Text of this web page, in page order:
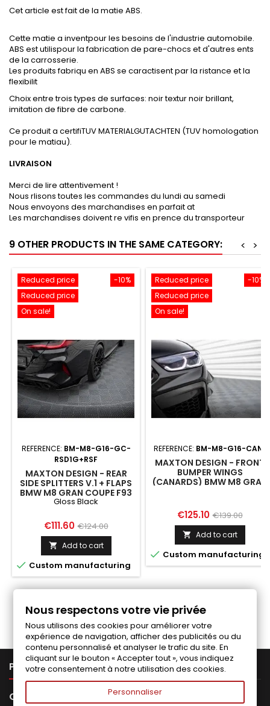
Cet article est fait de la matie ABS.
Cette matie a inventpour les besoins de l'industrie automobile.
ABS est utilispour la fabrication de pare-chocs et d'autres ents
de la carrosserie.
Les produits fabriqu en ABS se caractisent par la ristance et la
flexibilit
Choix entre trois types de surfaces: noir textur noir brillant,
imitation de fibre de carbone.
Ce produit a certifiTUV MATERIALGUTACHTEN (TUV homologation
pour le matiau).
LIVRAISON
Merci de lire attentivement !
Nous rlisons toutes les commandes du lundi au samedi
Nous envoyons des marchandises en parfait at
Les marchandises doivent re vifis en prence du transporteur
9 OTHER PRODUCTS IN THE SAME CATEGORY: >
<
-10%
Reduced price
Reduced price
On sale!
REFERENCE: BM-M8-G16-GC-
RSD1G+RSF
MAXTON DESIGN - REAR
SIDE SPLITTERS V.1 + FLAPS
BMW M8 GRAN COUPE F93
GLOSS BLACK
Gloss Black
Price
€111.60 Regular
price
€124.00
 Add to cart
 Custom manufacturing
-10%
Reduced price
Reduced price
On sale!
REFERENCE: BM-M8-G16-CAN1
MAXTON DESIGN - FRONT
BUMPER WINGS
(CANARDS) BMW M8 GRAN
Price
€125.10 Regular
price
€139.00
 Add to cart
 Custom manufacturing
Follow us on Facebook
PRODUCTS
OUR COMPANY
Nous respectons votre vie privée
Nous utilisons des cookies pour améliorer votre
expérience de navigation, afficher des publicités ou du
contenu personnalisé et analyser le trafic du site. En
cliquant sur le bouton « Accepter tout », vous indiquez
votre consentement à notre utilisation des cookies.
Personnaliser